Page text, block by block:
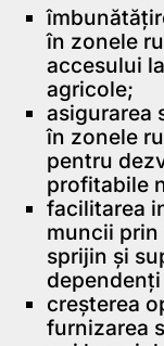
în zonele
accesului
agricole;
asigurarea
în zonele
pentru
profitabile
facilitarea
muncii
sprijin şi
creşterea
furnizarea